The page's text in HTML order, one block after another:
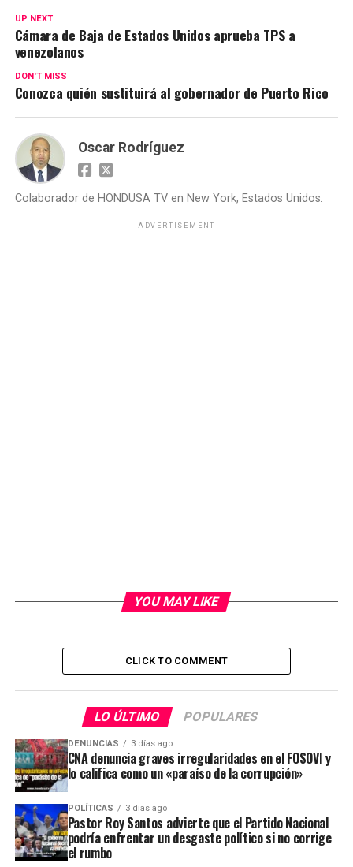
UP NEXT
Cámara de Baja de Estados Unidos aprueba TPS a
venezolanos
DON'T MISS
Conozca quién sustituirá al gobernador de Puerto Rico
Oscar Rodríguez
Colaborador de HONDUSA TV en New York, Estados Unidos.
ADVERTISEMENT
YOU MAY LIKE
CLICK TO COMMENT
LO ÚLTIMO POPULARES
DENUNCIAS 3 días ago
CNA denuncia graves irregularidades en el FOSOVI y
lo califica como un «paraíso de la corrupción»
POLÍTICAS 3 días ago
Pastor Roy Santos advierte que el Partido Nacional
podría enfrentar un desgaste político si no corrige
el rumbo